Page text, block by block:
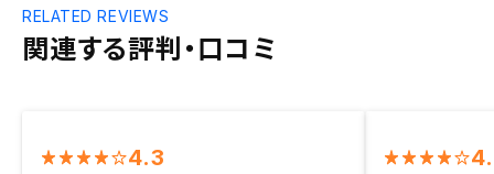
関連する評判・口コミ
RELATED REVIEWS
4.3